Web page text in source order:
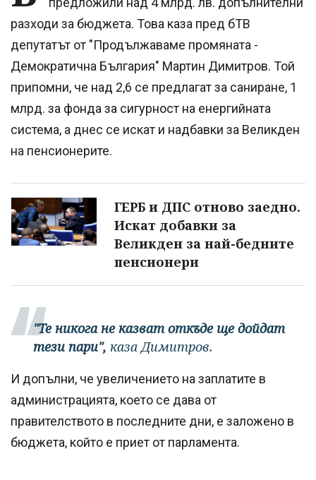
разходи за бюджета. Това каза пред бТВ
депутатът от "Продължаваме промяната -
Демократична България" Мартин Димитров. Той
припомни, че над 2,6 се предлагат за саниране, 1
млрд. за фонда за сигурност на енергийната
система, а днес се искат и надбавки за Великден
на пенсионерите.
ГЕРБ и ДПС отново заедно.
Искат добавки за
Великден за най-бедните
пенсионери
"Те никога не казват откъде ще дойдат
тези пари", каза Димитров.
И допълни, че увеличението на заплатите в
администрацията, което се дава от
правителството в последните дни, е заложено в
бюджета, който е приет от парламента.